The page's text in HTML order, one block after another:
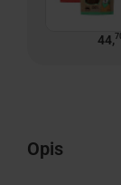
44,
Opis